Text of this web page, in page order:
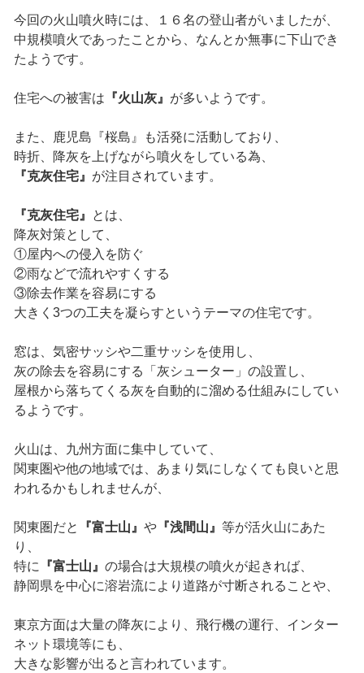
今回の火山噴火時には、１６名の登山者がいましたが、
中規模噴火であったことから、なんとか無事に下山でき
たようです。
住宅への被害は 『火山灰』 が多いようです。
また、鹿児島『桜島』も活発に活動しており、
時折、降灰を上げながら噴火をしている為、
『克灰住宅』 が注目されています。
『克灰住宅』
とは、
降灰対策として、
①屋内への侵入を防ぐ
②雨などで流れやすくする
③除去作業を容易にする
大きく3つの工夫を凝らすというテーマの住宅です。
窓は、気密サッシや二重サッシを使用し、
灰の除去を容易にする「灰シューター」の設置し、
屋根から落ちてくる灰を自動的に溜める仕組みにしてい
るようです。
火山は、九州方面に集中していて、
関東圏や他の地域では、あまり気にしなくても良いと思
われるかもしれませんが、
関東圏だと 『富士山』 や『浅間山』 等が活火山にあた
り、
特に
『富士山』 の場合は大規模の噴火が起きれば、
静岡県を中心に溶岩流により道路が寸断されることや、
東京方面は大量の降灰により、飛行機の運行、インター
ネット環境等にも、
大きな影響が出ると言われています。